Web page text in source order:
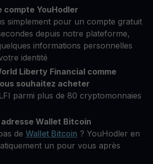
compte YouHodler
simplement pour un compte gratuit
depuis notre plateforme,
informations personnelles
identité
Liberty Financial comme
souhaitez acheter
parmi plus de 80 cryptomonnaies
Wallet Bitcoin
de Wallet Bitcoin ? YouHodler en
un pour vous après